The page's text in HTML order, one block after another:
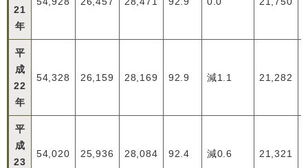
21
年
平
成
22
年
54,328 26,159 28,169 92.9 減1.1 21,282
平
成
23
54,020 25,936 28,084 92.4 減0.6 21,321